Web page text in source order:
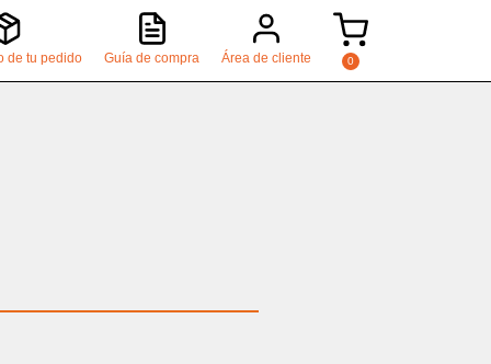
de tu pedido Guía de compra Área de cliente